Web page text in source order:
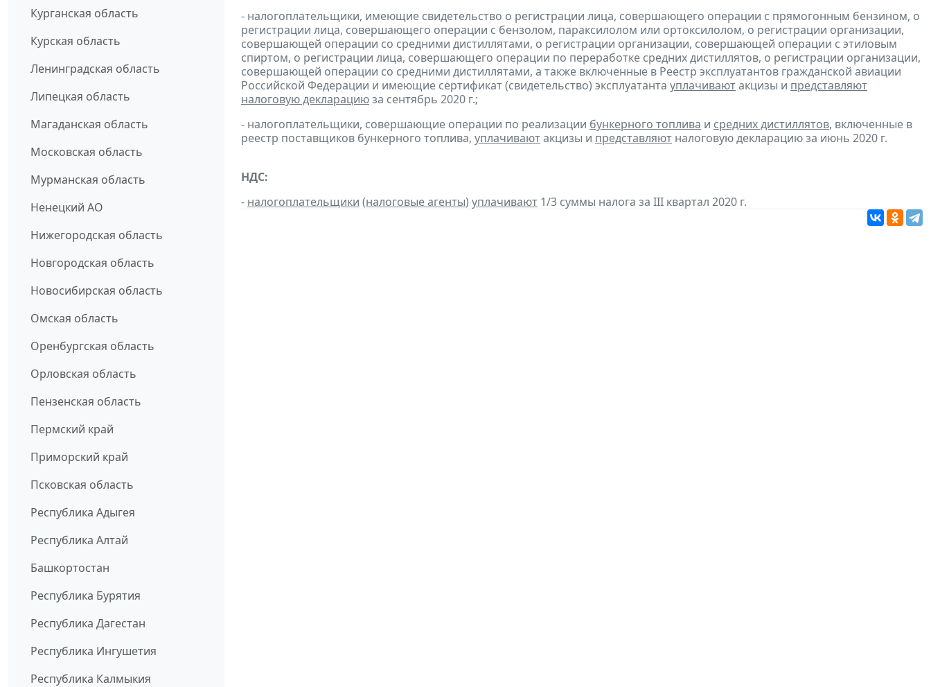
Курганская область
Курская область
Ленинградская область
Липецкая область
Магаданская область
Московская область
Мурманская область
Ненецкий АО
Нижегородская область
Новгородская область
Новосибирская область
Омская область
Оренбургская область
Орловская область
Пензенская область
Пермский край
Приморский край
Псковская область
Республика Адыгея
Республика Алтай
Башкортостан
Республика Бурятия
Республика Дагестан
Республика Ингушетия
Республика Калмыкия
- налогоплательщики, имеющие свидетельство о регистрации лица, совершающего операции с прямогонным бензином, о
регистрации лица, совершающего операции с бензолом, параксилолом или ортоксилолом, о регистрации организации,
совершающей операции со средними дистиллятами, о регистрации организации, совершающей операции с этиловым
спиртом, о регистрации лица, совершающего операции по переработке средних дистиллятов, о регистрации организации,
совершающей операции со средними дистиллятами, а также включенные в Реестр эксплуатантов гражданской авиации
Российской Федерации и имеющие сертификат (свидетельство) эксплуатанта уплачиваютакцизы и представляют
налоговую декларациюза сентябрь 2020 г.;
- налогоплательщики, совершающие операции по реализации бункерного топлива и средних дистиллятов, включенные в
реестр поставщиков бункерного топлива, уплачиваютакцизы и представляют налоговую декларацию за июнь 2020 г.
НДС:
- налогоплательщики (налоговые агенты) уплачивают 1/3 суммы налога за III квартал 2020 г.